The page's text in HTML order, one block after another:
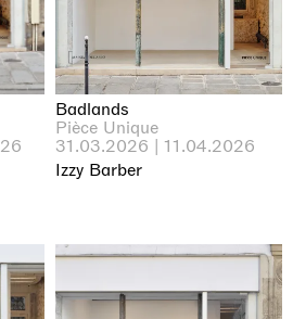
Badlands
Pièce Unique
31.03.2026 | 11.04.2026
Izzy Barber